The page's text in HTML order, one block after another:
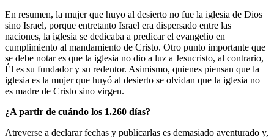
En resumen, la mujer que huyo al desierto no fue la iglesia de Dios
sino Israel, porque entretanto Israel era dispersado entre las
naciones, la iglesia se dedicaba a predicar el evangelio en
cumplimiento al mandamiento de Cristo. Otro punto importante que
se debe notar es que la iglesia no dio a luz a Jesucristo, al contrario,
Él es su fundador y su redentor. Asimismo, quienes piensan que la
iglesia es la mujer que huyó al desierto se olvidan que la iglesia no
es madre de Cristo sino virgen.
¿A partir de cuándo los 1.260 días?
Atreverse a declarar fechas y publicarlas es demasiado aventurado y,